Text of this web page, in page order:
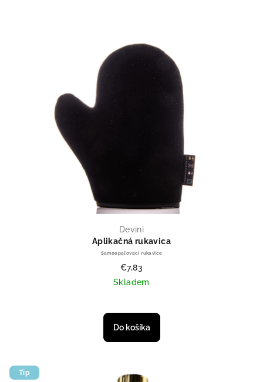
Devini
Aplikačná rukavica
Samoopaľovací rukavice
€7,83
Skladem
Do košíka
Tip